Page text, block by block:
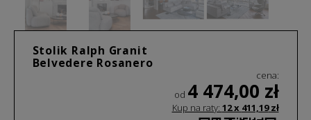
Stolik Ralph Granit
Belvedere Rosanero
cena:
od 4 474,00 zł
Kup na raty: 12 x 411,19zł